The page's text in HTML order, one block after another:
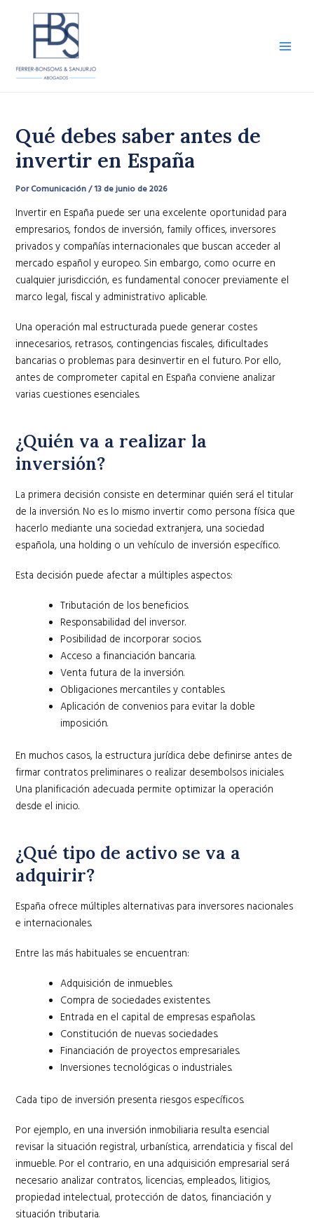
contenido
Qué debes saber antes de
invertir en España
PorComunicación/13 de junio de 2026
Invertir en España puede ser una excelente oportunidad para
empresarios, fondos de inversión, family offices, inversores
privados y compañías internacionales que buscan acceder al
mercado español y europeo. Sin embargo, como ocurre en
cualquier jurisdicción, es fundamental conocer previamente el
marco legal, fiscal y administrativo aplicable.
Una operación mal estructurada puede generar costes
innecesarios, retrasos, contingencias fiscales, dificultades
bancarias o problemas para desinvertir en el futuro. Por ello,
antes de comprometer capital en España conviene analizar
varias cuestiones esenciales.
¿Quién va a realizar la
inversión?
La primera decisión consiste en determinar quién será el titular
de la inversión. No es lo mismo invertir como persona física que
hacerlo mediante una sociedad extranjera, una sociedad
española, una holding o un vehículo de inversión específico.
Esta decisión puede afectar a múltiples aspectos:
Tributación de los beneficios.
Responsabilidad del inversor.
Posibilidad de incorporar socios.
Acceso a financiación bancaria.
Venta futura de la inversión.
Obligaciones mercantiles y contables.
Aplicación de convenios para evitar la doble
imposición.
En muchos casos, la estructura jurídica debe definirse antes de
firmar contratos preliminares o realizar desembolsos iniciales.
Una planificación adecuada permite optimizar la operación
desde el inicio.
¿Qué tipo de activo se va a
adquirir?
España ofrece múltiples alternativas para inversores nacionales
e internacionales.
Entre las más habituales se encuentran:
Adquisición de inmuebles.
Compra de sociedades existentes.
Entrada en el capital de empresas españolas.
Constitución de nuevas sociedades.
Financiación de proyectos empresariales.
Inversiones tecnológicas o industriales.
Cada tipo de inversión presenta riesgos específicos.
Por ejemplo, en una inversión inmobiliaria resulta esencial
revisar la situación registral, urbanística, arrendaticia y fiscal del
inmueble. Por el contrario, en una adquisición empresarial será
necesario analizar contratos, licencias, empleados, litigios,
propiedad intelectual, protección de datos, financiación y
situación tributaria.